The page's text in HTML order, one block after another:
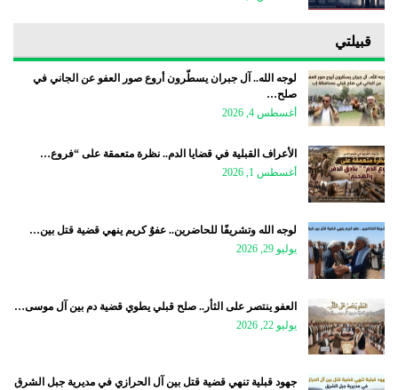
قبيلتي
لوجه الله.. آل جبران يسطّرون أروع صور العفو عن الجاني في
صلح…
أغسطس 4, 2026
الأعراف القبلية في قضايا الدم.. نظرة متعمقة على “فروع…
أغسطس 1, 2026
لوجه الله وتشريفًا للحاضرين.. عفوٌ كريم ينهي قضية قتل بين…
يوليو 29, 2026
العفو ينتصر على الثأر.. صلح قبلي يطوي قضية دم بين آل موسى…
يوليو 22, 2026
جهود قبلية تنهي قضية قتل بين آل الحرازي في مديرية جبل الشرق